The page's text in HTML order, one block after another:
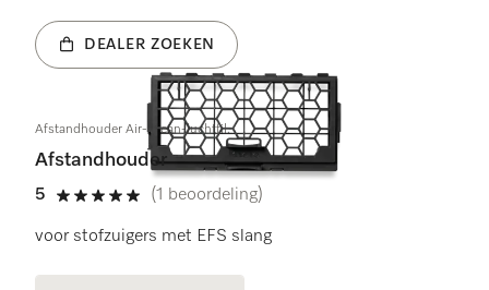
DEALER ZOEKEN
Afstandhouder Air-Clean-luchtfil.
Afstandhouder
5
5 sterren op 5
(1 beoordeling)
voor stofzuigers met EFS slang